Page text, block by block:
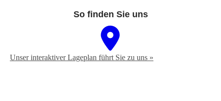
So finden Sie uns
Unser interaktiver La­ge­plan führt Sie zu uns »